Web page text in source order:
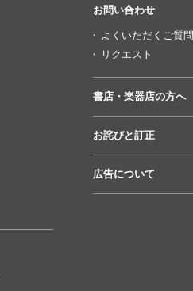
お問い合わせ
よくいただくご質問
リクエスト
書店・楽器店の方へ
お詫びと訂正
広告について